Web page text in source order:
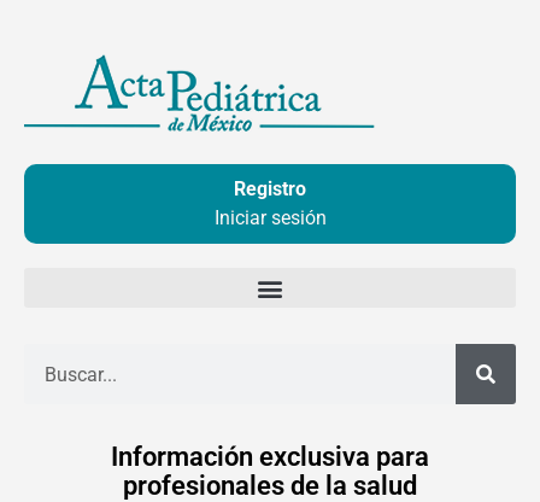
contenido
Registro
Iniciar sesión
Información exclusiva para
profesionales de la salud